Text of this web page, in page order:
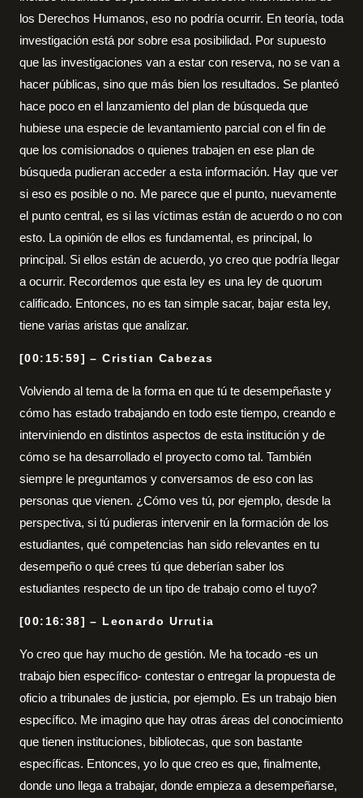
los Derechos Humanos, eso no podría ocurrir. En teoría, toda
investigación está por sobre esa posibilidad. Por supuesto
que las investigaciones van a estar con reserva, no se van a
hacer públicas, sino que más bien los resultados. Se planteó
hace poco en el lanzamiento del plan de búsqueda que
hubiese una especie de levantamiento parcial con el fin de
que los comisionados o quienes trabajen en ese plan de
búsqueda pudieran acceder a esta información. Hay que ver
si eso es posible o no. Me parece que el punto, nuevamente
el punto central, es si las víctimas están de acuerdo o no con
esto. La opinión de ellos es fundamental, es principal, lo
principal. Si ellos están de acuerdo, yo creo que podría llegar
a ocurrir. Recordemos que esta ley es una ley de quorum
calificado. Entonces, no es tan simple sacar, bajar esta ley,
tiene varias aristas que analizar.
[00:15:59] – Cristian Cabezas
Volviendo al tema de la forma en que tú te desempeñaste y
cómo has estado trabajando en todo este tiempo, creando e
interviniendo en distintos aspectos de esta institución y de
cómo se ha desarrollado el proyecto como tal. También
siempre le preguntamos y conversamos de eso con las
personas que vienen. ¿Cómo ves tú, por ejemplo, desde la
perspectiva, si tú pudieras intervenir en la formación de los
estudiantes, qué competencias han sido relevantes en tu
desempeño o qué crees tú que deberían saber los
estudiantes respecto de un tipo de trabajo como el tuyo?
[00:16:38] – Leonardo Urrutia
Yo creo que hay mucho de gestión. Me ha tocado -es un
trabajo bien específico- contestar o entregar la propuesta de
oficio a tribunales de justicia, por ejemplo. Es un trabajo bien
específico. Me imagino que hay otras áreas del conocimiento
que tienen instituciones, bibliotecas, que son bastante
específicas. Entonces, yo lo que creo es que, finalmente,
donde uno llega a trabajar, donde empieza a desempeñarse,